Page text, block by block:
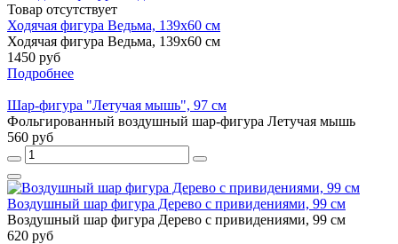
Товар отсутствует
Ходячая фигура Ведьма, 139х60 см
Ходячая фигура Ведьма, 139х60 см
1450 руб
Подробнее
Шар-фигура "Летучая мышь", 97 см
Фольгированный воздушный шар-фигура Летучая мышь
560 руб
Воздушный шар фигура Дерево с привидениями, 99 см
Воздушный шар фигура Дерево с привидениями, 99 см
620 руб